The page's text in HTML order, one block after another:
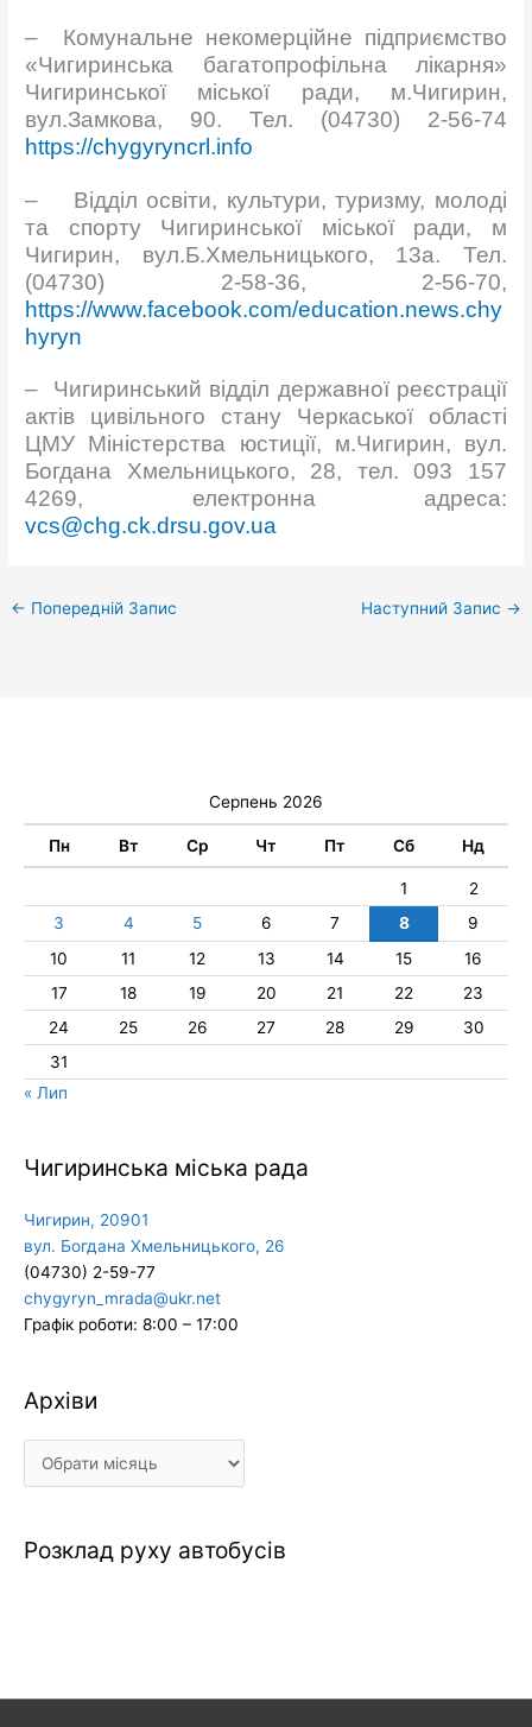
– Комунальне некомерційне підприємство
«Чигиринська багатопрофільна лікарня»
Чигиринської міської ради, м.Чигирин,
вул.Замкова, 90. Тел. (04730) 2-56-74
https://chygyryncrl.info
– Відділ освіти, культури, туризму, молоді
та спорту Чигиринської міської ради, м
Чигирин, вул.Б.Хмельницького, 13а. Тел.
(04730) 2-58-36, 2-56-70,
https://www.facebook.com/education.news.chy
hyryn
– Чигиринський відділ державної реєстрації
актів цивільного стану Черкаської області
ЦМУ Міністерства юстиції, м.Чигирин, вул.
Богдана Хмельницького, 28, тел. 093 157
4269, електронна адреса:
vcs@chg.ck.drsu.gov.ua
← Попередній Запис Наступний Запис →
Серпень 2026
Пн Вт Ср Чт Пт Сб Нд
1
2
3
4 5 6 7 8
9
10
11 12 13 14 15
16
17
18 19 20 21 22
23
24
25 26 27 28 29
30
31
« Лип
Чигиринська міська рада
Чигирин, 20901
вул. Богдана Хмельницького, 26
(04730) 2-59-77
chygyryn_mrada@ukr.net
Графік роботи: 8:00 – 17:00
Архіви
Архіви
Розклад руху автобусів